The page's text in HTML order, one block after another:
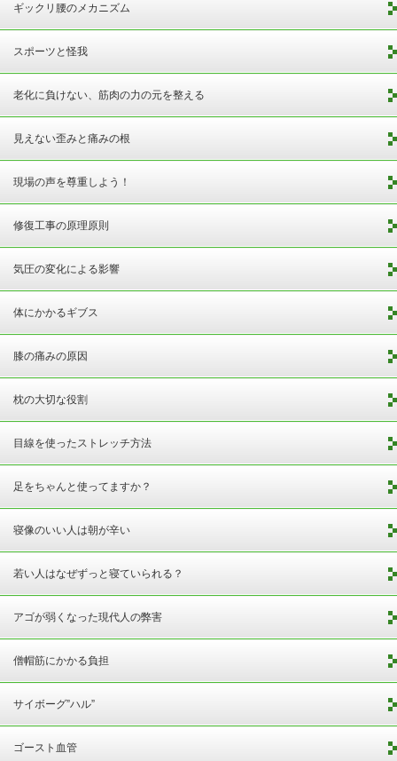
ギックリ腰のメカニズム
スポーツと怪我
老化に負けない、筋肉の力の元を整える
見えない歪みと痛みの根
現場の声を尊重しよう！
修復工事の原理原則
気圧の変化による影響
体にかかるギブス
膝の痛みの原因
枕の大切な役割
目線を使ったストレッチ方法
足をちゃんと使ってますか？
寝像のいい人は朝が辛い
若い人はなぜずっと寝ていられる？
アゴが弱くなった現代人の弊害
僧帽筋にかかる負担
サイボーグ”ハル”
ゴースト血管